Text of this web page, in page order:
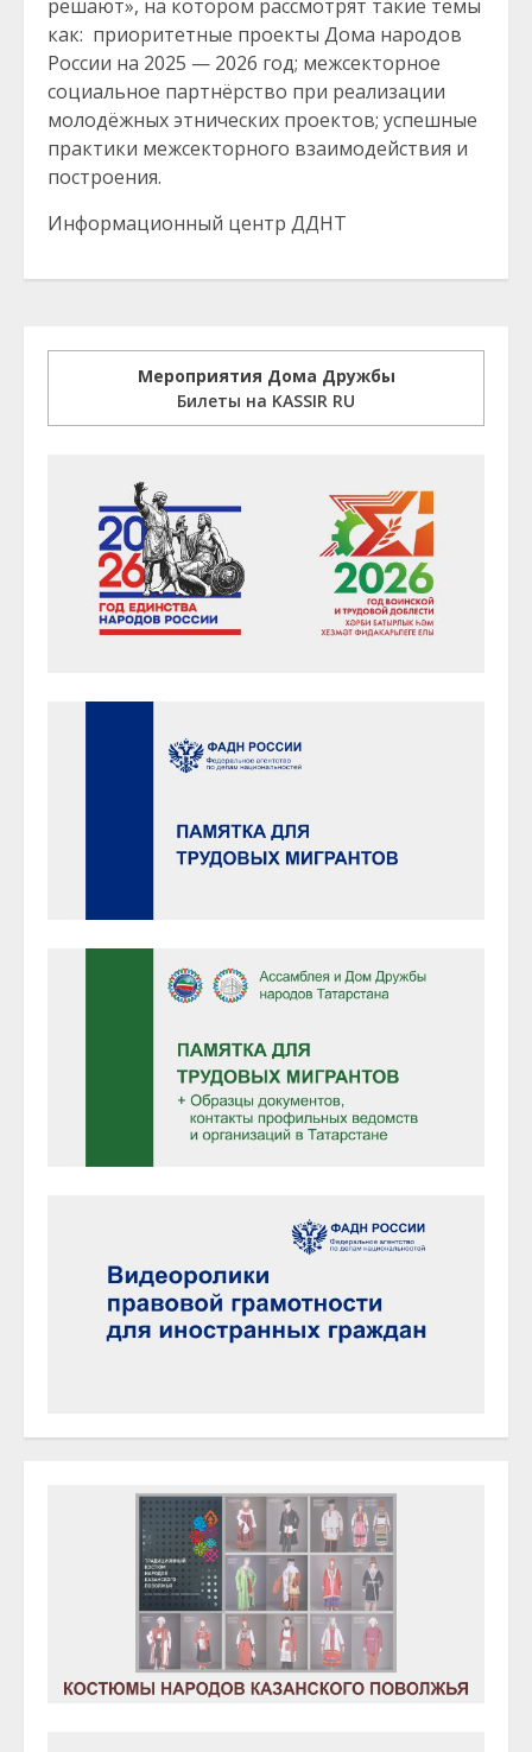
решают», на котором рассмотрят такие темы
как: приоритетные проекты Дома народов
России на 2025 — 2026 год; межсекторное
социальное партнёрство при реализации
молодёжных этнических проектов; успешные
практики межсекторного взаимодействия и
построения.
Информационный центр ДДНТ
Мероприятия Дома Дружбы
Билеты на KASSIR RU